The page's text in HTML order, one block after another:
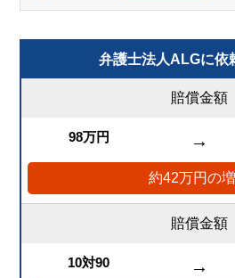
弁護士法人ALGに依
賠償金額
98万円 →
約42万円の
賠償金額
10対90 →